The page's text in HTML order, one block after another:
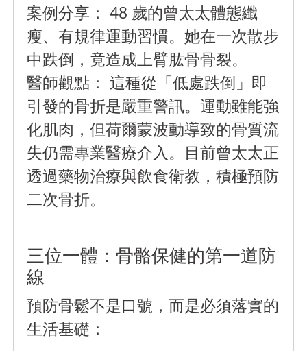
案例分享： 48 歲的曾太太體態纖
瘦、有規律運動習慣。她在一次散步
中跌倒，竟造成上臂肱骨骨裂。
醫師觀點： 這種從「低處跌倒」即
引發的骨折是嚴重警訊。運動雖能強
化肌肉，但荷爾蒙波動導致的骨質流
失仍需專業醫療介入。目前曾太太正
透過藥物治療與飲食衛教，積極預防
二次骨折。
三位一體：骨骼保健的第一道防
線
預防骨鬆不是口號，而是必須落實的
生活基礎：